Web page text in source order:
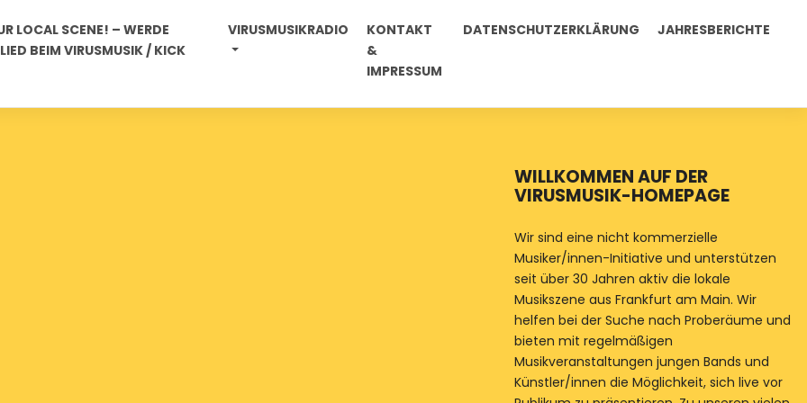
LOCAL SCENE! – WERDE
BEIM VIRUSMUSIK / KICK
VIRUSMUSIKRADIO
KONTAKT
&
IMPRESSUM
DATENSCHUTZERKLÄRUNG JAHRESBERICHTE
WILLKOMMEN AUF DER
VIRUSMUSIK-HOMEPAGE
Wir sind eine nicht kommerzielle
Musiker/innen-Initiative und unterstützen
seit über 30 Jahren aktiv die lokale
Musikszene aus Frankfurt am Main. Wir
helfen bei der Suche nach Proberäume und
bieten mit regelmäßigen
Musikveranstaltungen jungen Bands und
Künstler/innen die Möglichkeit, sich live vor